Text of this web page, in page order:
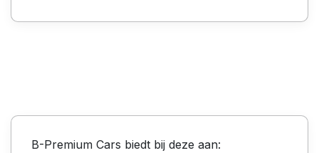
B-Premium Cars biedt bij deze aan: